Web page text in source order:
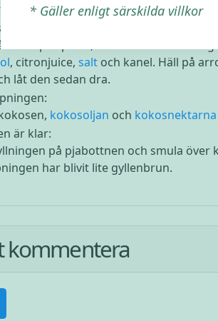
i ugnen och låt den förgräddas i ca
pajen är i ugnen förbered fyllningen:
på spisen, häll i lite vatten. Stäng
, citronjuice, salt och kanel. Häll på
låt den sedan dra.
kokosoljan och kokosnektarna
är klar:
på pjabottnen och smula över
har blivit lite gyllenbrun.
kommentera
* Gäller enligt särskilda villkor